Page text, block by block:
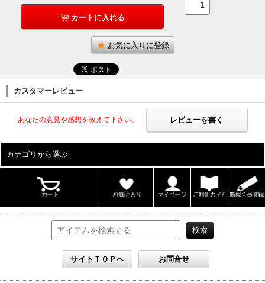
カートに入れる
お気に入りに登録
カスタマーレビュー
あなたの意見や感想を教えて下さい。 レビューを書く
カテゴリから選ぶ
女性写真集